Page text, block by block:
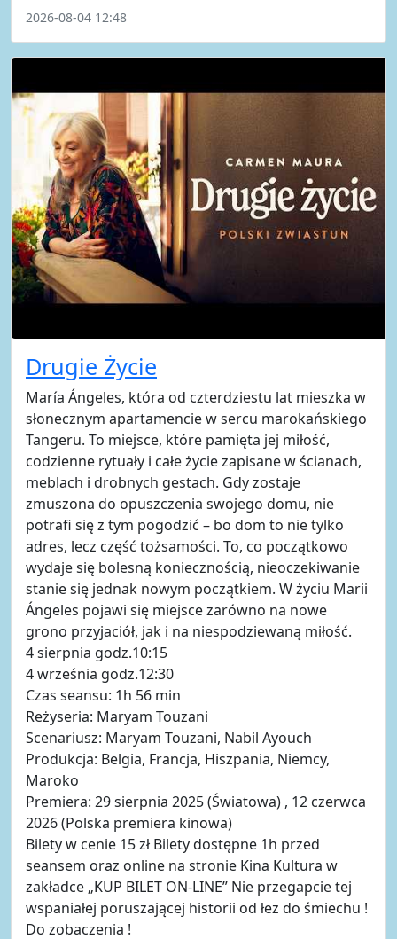
2026-08-04 12:48
Drugie Życie
María Ángeles, która od czterdziestu lat mieszka w
słonecznym apartamencie w sercu marokańskiego
Tangeru. To miejsce, które pamięta jej miłość,
codzienne rytuały i całe życie zapisane w ścianach,
meblach i drobnych gestach. Gdy zostaje
zmuszona do opuszczenia swojego domu, nie
potrafi się z tym pogodzić – bo dom to nie tylko
adres, lecz część tożsamości. To, co początkowo
wydaje się bolesną koniecznością, nieoczekiwanie
stanie się jednak nowym początkiem. W życiu Marii
Ángeles pojawi się miejsce zarówno na nowe
grono przyjaciół, jak i na niespodziewaną miłość.
4 sierpnia godz.10:15
4 września godz.12:30
Czas seansu: 1h 56 min
Reżyseria: Maryam Touzani
Scenariusz: Maryam Touzani, Nabil Ayouch
Produkcja: Belgia, Francja, Hiszpania, Niemcy,
Maroko
Premiera: 29 sierpnia 2025 (Światowa) , 12 czerwca
2026 (Polska premiera kinowa)
Bilety w cenie 15 zł Bilety dostępne 1h przed
seansem oraz online na stronie Kina Kultura w
zakładce „KUP BILET ON-LINE” Nie przegapcie tej
wspaniałej poruszającej historii od łez do śmiechu !
Do zobaczenia !